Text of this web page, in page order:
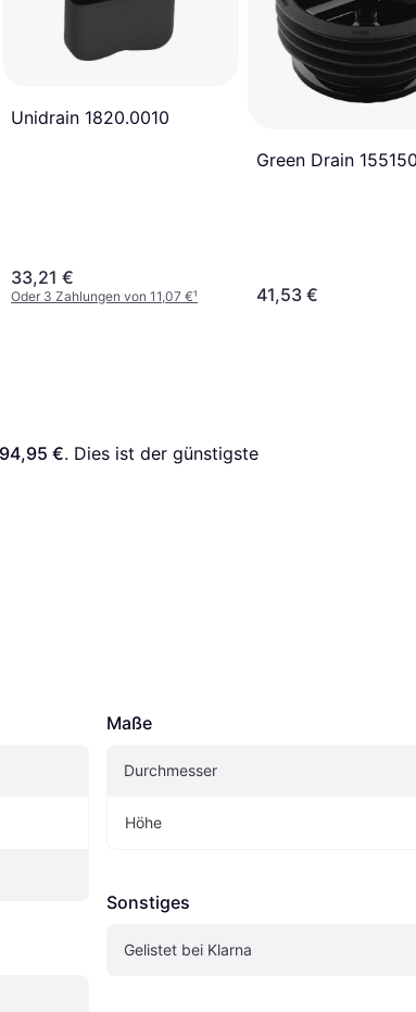
Unidrain 1820.0010
33,21 €
Oder 3 Zahlungen von 11,07 €¹
Green Drain
41,53 €
94,95 €. Dies ist der günstigste
Maße
Durchmesser
Höhe
Sonstiges
Gelistet bei Klarna